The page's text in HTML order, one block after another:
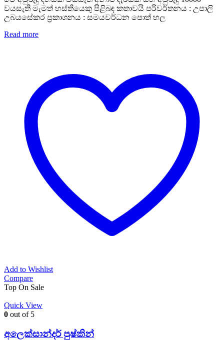
වයසැති මැමත් හස්තියෙකු පිළිබඳ කතාවයි පරිවර්තනය : උපාලි
උබයසේකර ප්‍රකාශනය : සමයවර්ධන පොත් හල
Read more
Add to Wishlist
Compare
Top On Sale
Quick View
0 out of 5
අලෙක්සාන්දර් පුෂ්කින්